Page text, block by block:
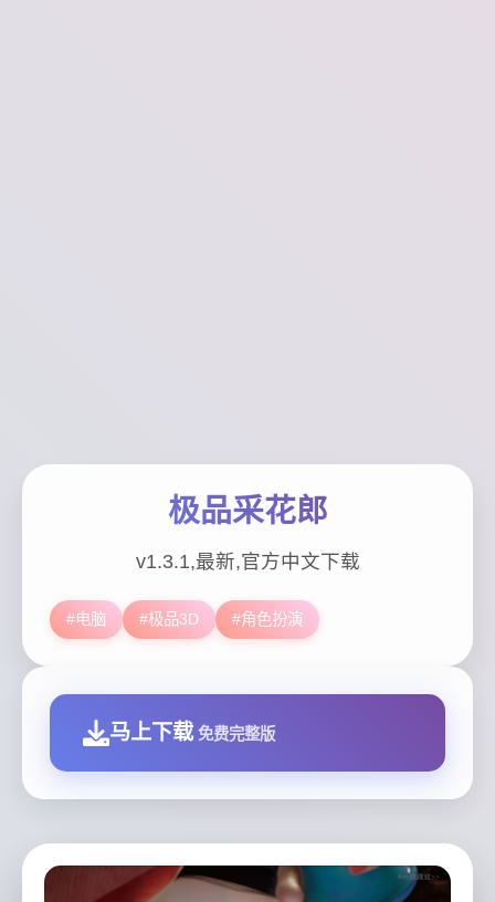
极品采花郎
v1.3.1,最新,官方中文下载
#电脑 #极品3D #角色扮演
马上下载 免费完整版